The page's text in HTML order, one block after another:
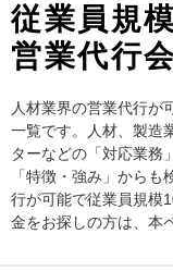
従業員規
営業代行
人材業界の営業代行が
一覧です。人材、製造
ターなどの「対応業務
「特徴・強み」から
行が可能で従業員規模
金をお探しの方は、本